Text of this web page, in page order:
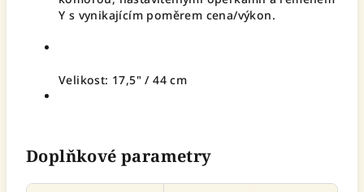
Y s vynikajícím poměrem cena/výkon.
Velikost: 17,5" / 44 cm
Doplňkové parametry